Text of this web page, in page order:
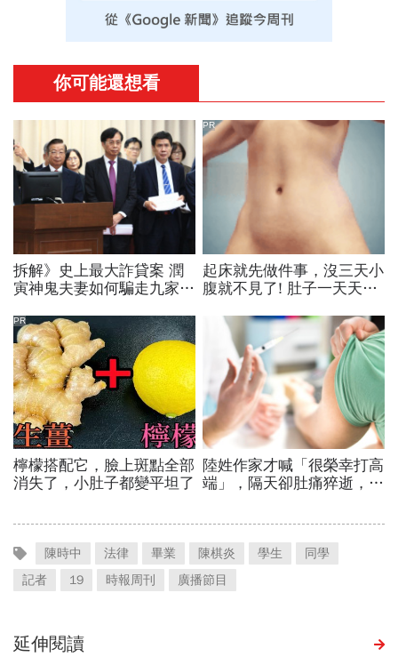
陳時中 法律 畢業 陳棋炎 學生
同學
記者
19 時報周刊 廣播節目
延伸閱讀